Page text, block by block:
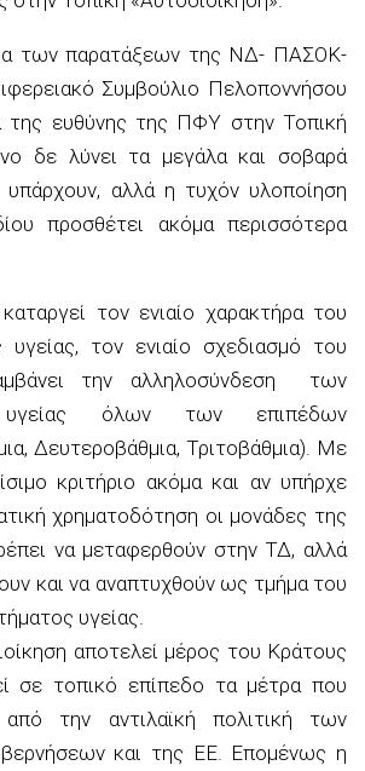
των παρατάξεων της ΝΔ- ΠΑΣΟΚ-
Συμβούλιο Πελοποννήσου
της ευθύνης της ΠΦΥ στην Τοπική
δε λύνει τα μεγάλα και σοβαρά
αλλά η τυχόν υλοποίηση
προσθέτει ακόμα περισσότερα
τον ενιαίο χαρακτήρα του
υγείας, τον ενιαίο σχεδιασμό του
την αλληλοσύνδεση των
όλων των επιπέδων
Δευτεροβάθμια, Τριτοβάθμια). Με
κριτήριο ακόμα και αν υπήρχε
χρηματοδότηση οι μονάδες της
να μεταφερθούν στην ΤΔ, αλλά
και να αναπτυχθούν ως τμήμα του
υγείας.
αποτελεί μέρος του Κράτους
σε τοπικό επίπεδο τα μέτρα που
από την αντιλαϊκή πολιτική των
και της ΕΕ. Επομένως η